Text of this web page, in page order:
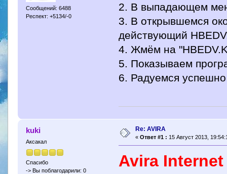
Сообщений: 6488
Респект: +5134/-0
2. В выпадающем
3. В открывшемся
действующий
4. Жмём на
5. Показываем
6. Радуемся
kuki
Аксакал
Спасибо
-> Вы поблагодарили: 0
Re: AVIRA
« Ответ #1 : 15 Август 2013,
Avira Internet